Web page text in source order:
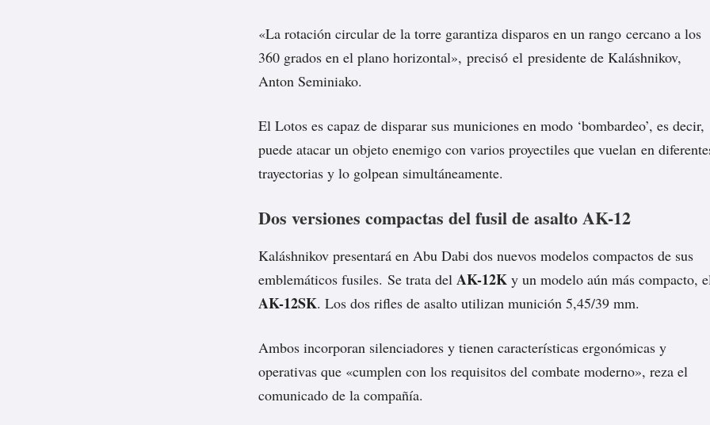
«La rotación circular de la torre garantiza disparos en un rango cercano a los
360 grados en el plano horizontal», precisó el presidente de Kaláshnikov,
Anton Seminiako.
El Lotos es capaz de disparar sus municiones en modo ‘bombardeo’, es decir,
puede atacar un objeto enemigo con varios proyectiles que vuelan en
trayectorias y lo golpean simultáneamente.
Dos versiones compactas del fusil de asalto AK-12
Kaláshnikov presentará en Abu Dabi dos nuevos modelos compactos de sus
emblemáticos fusiles. Se trata del AK-12K y un modelo aún más compacto,
AK-12SK. Los dos rifles de asalto utilizan munición 5,45/39 mm.
Ambos incorporan silenciadores y tienen características ergonómicas y
operativas que «cumplen con los requisitos del combate moderno», reza el
comunicado de la compañía.